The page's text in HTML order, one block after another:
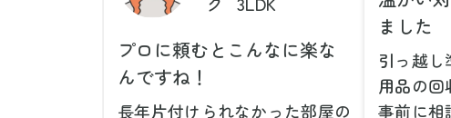
プロに頼むとこんなに楽な
んですね！
長年片付けられなかった部屋の
ました
引っ越
用品の回
事前に相